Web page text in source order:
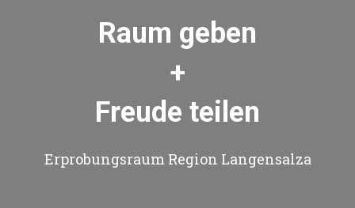
Raum geben
+
Freude teilen
Erprobungsraum Region Langensalza